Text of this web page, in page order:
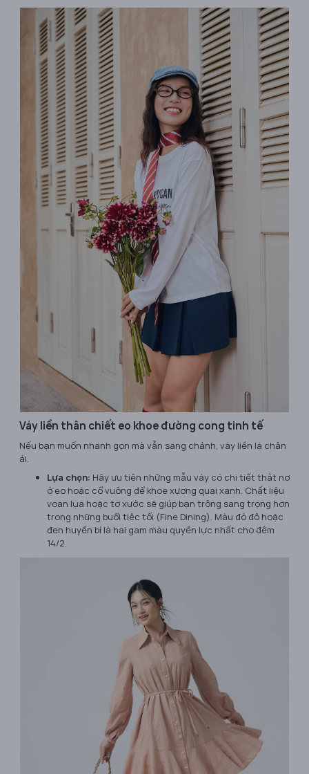
Váy liền thân chiết eo khoe đường cong tinh tế
Nếu bạn muốn nhanh gọn mà vẫn sang chảnh, váy liền là chân
ái.
Lựa chọn: Hãy ưu tiên những mẫu váy có chi tiết thắt nơ
ở eo hoặc cổ vuông để khoe xương quai xanh. Chất liệu
voan lụa hoặc tơ xước sẽ giúp bạn trông sang trọng hơn
trong những buổi tiệc tối (Fine Dining). Màu đỏ đô hoặc
đen huyền bí là hai gam màu quyền lực nhất cho đêm
14/2.